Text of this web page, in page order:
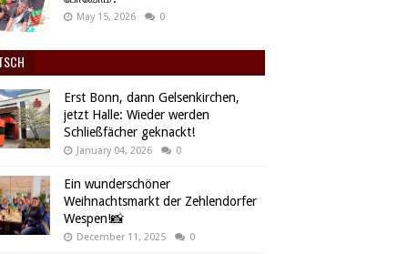
May 15, 2026 0
Erst Bonn, dann Gelsenkirchen,
jetzt Halle: Wieder werden
Schließfächer geknackt!
January 04, 2026 0
Ein wunderschöner
Weihnachtsmarkt der Zehlendorfer
Wespen!📸
December 11, 2025 0